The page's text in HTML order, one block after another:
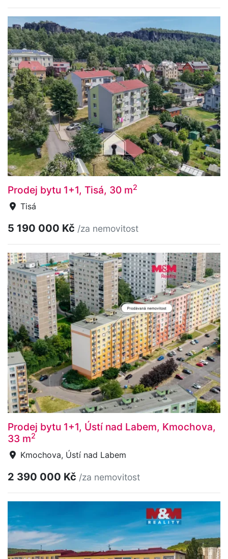
Prodej bytu 1+1, Tisá, 30 m2
Tisá
5 190 000 Kč /za nemovitost
Prodej bytu 1+1, Ústí nad Labem, Kmochova,
33 m2
Kmochova, Ústí nad Labem
2 390 000 Kč /za nemovitost